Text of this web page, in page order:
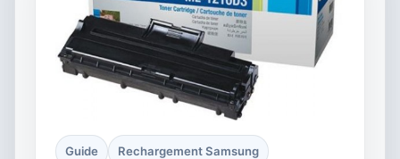
Guide Rechargement Samsung